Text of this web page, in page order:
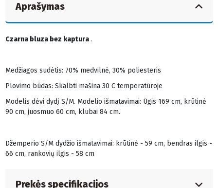
Aprašymas
Czarna bluza bez kaptura.
Medžiagos sudėtis: 70% medvilnė, 30% poliesteris
Plovimo būdas: Skalbti mašina 30 C temperatūroje
Modelis dėvi dydį S/M. Modelio išmatavimai: Ūgis 169 cm, krūtinė
90 cm, juosmuo 60 cm, klubai 84 cm.
Džemperio S/M dydžio išmatavimai: krūtinė - 59 cm, bendras ilgis -
66 cm, rankovių ilgis - 58 cm
Prekės specifikacijos